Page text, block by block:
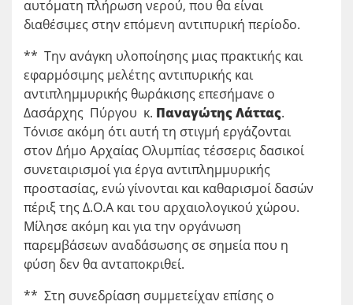
αυτόματη πλήρωση νερού, που θα είναι
διαθέσιμες στην επόμενη αντιπυρική περίοδο.
** Την ανάγκη υλοποίησης μιας πρακτικής και
εφαρμόσιμης μελέτης αντιπυρικής και
αντιπλημμυρικής θωράκισης επεσήμανε ο
Δασάρχης Πύργου κ. Παναγώτης Λάττας.
Τόνισε ακόμη ότι αυτή τη στιγμή εργάζονται
στον Δήμο Αρχαίας Ολυμπίας τέσσερις δασικοί
συνεταιρισμοί για έργα αντιπλημμυρικής
προστασίας, ενώ γίνονται και καθαρισμοί δασών
πέριξ της Δ.Ο.Α και του αρχαιολογικού χώρου.
Μίλησε ακόμη και για την οργάνωση
παρεμβάσεων αναδάσωσης σε σημεία που η
φύση δεν θα ανταποκριθεί.
** Στη συνεδρίαση συμμετείχαν επίσης ο